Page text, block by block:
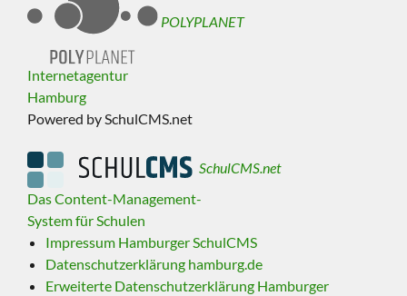
POLYPLANET
Internetagentur
Hamburg
Powered by SchulCMS.net
SchulCMS.net
Das Content-Management-
System für Schulen
Impressum Hamburger SchulCMS
Datenschutzerklärung hamburg.de
Erweiterte Datenschutzerklärung Hamburger